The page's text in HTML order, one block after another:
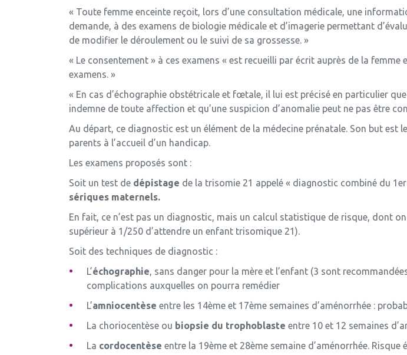
« Toute femme enceinte reçoit, lors d’une consultation médicale, une
demande, à des examens de biologie médicale et d’imagerie permettant
de modifier le déroulement ou le suivi de sa grossesse. »
« Le consentement » à ces examens « est recueilli par écrit auprès de la
examens. »
« En cas d’échographie obstétricale et fœtale, il lui est précisé en particulier
indemne de toute affection et qu’une suspicion d’anomalie peut ne pas être
Au départ, ce diagnostic est un élément de la médecine prénatale. Son but est
parents à l’accueil d’un handicap.
Les examens proposés sont :
Soit un test de dépistage de la trisomie 21 appelé « diagnostic combiné du
sériques maternels.
En fait, ce n’est pas un diagnostic, mais un calcul statistique de risque, dont
supérieur à 1/250 d’attendre un enfant trisomique 21).
Soit des techniques de diagnostic :
L’échographie, sans danger pour la mère et l’enfant (3 sont
complications auxquelles on pourra remédier
L’amniocentèse entre les 14ème et 17ème semaines d’aménorrhée :
La choriocentèse ou biopsie du trophoblaste entre 10 et 12 semaines
La cordocentèse entre la 19ème et 28ème semaine d’aménorrhée. Risque